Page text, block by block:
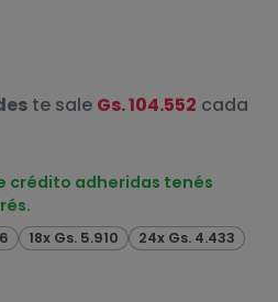
te sale Gs. 104.552 cada
crédito adheridas tenés
18x Gs. 5.910
24x Gs. 4.433